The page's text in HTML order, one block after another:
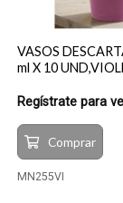
VASOS
ml X 10
Regístrate para
Comprar
MN255VI